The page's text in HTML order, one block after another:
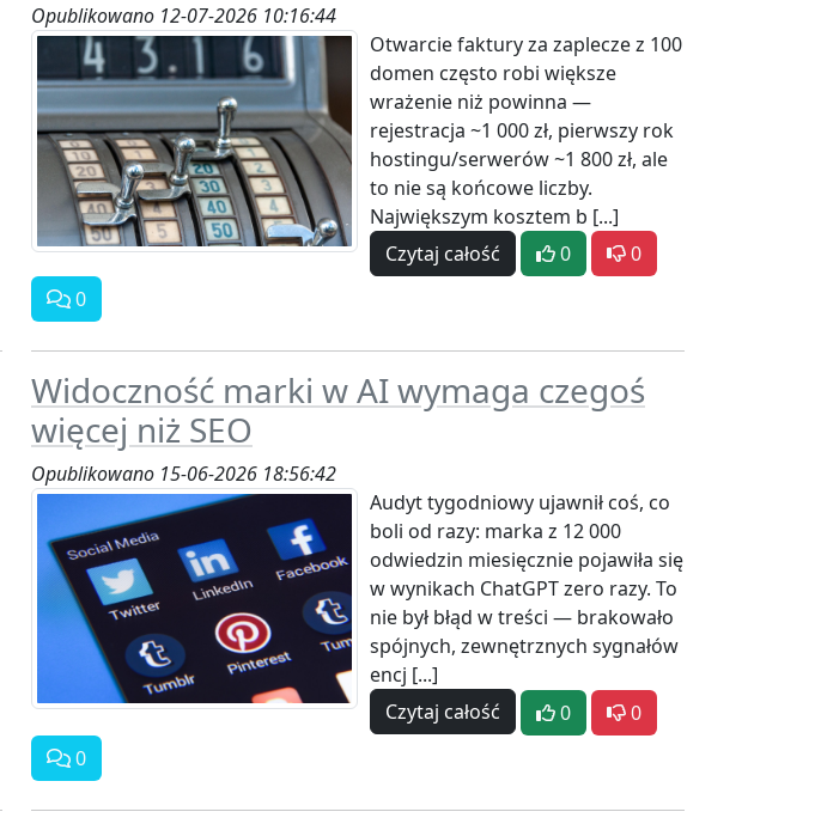
Opublikowano 12-07-2026 10:16:44
Otwarcie faktury za zaplecze z 100
domen często robi większe
wrażenie niż powinna —
rejestracja ~1 000 zł, pierwszy rok
hostingu/serwerów ~1 800 zł, ale
to nie są końcowe liczby.
Największym kosztem b [...]
Czytaj całość
0
0
0
Widoczność marki w AI wymaga czegoś
więcej niż SEO
Opublikowano 15-06-2026 18:56:42
Audyt tygodniowy ujawnił coś, co
boli od razy: marka z 12 000
odwiedzin miesięcznie pojawiła się
w wynikach ChatGPT zero razy. To
nie był błąd w treści — brakowało
spójnych, zewnętrznych sygnałów
encj [...]
Czytaj całość
0
0
0